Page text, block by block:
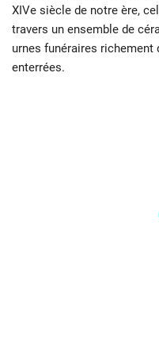
XIVe siècle de notre ère,
travers un ensemble de
urnes funéraires
enterrées.